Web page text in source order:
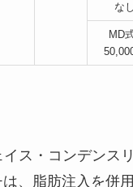
なし
MD
ス・コンデンス
、脂肪注入を併